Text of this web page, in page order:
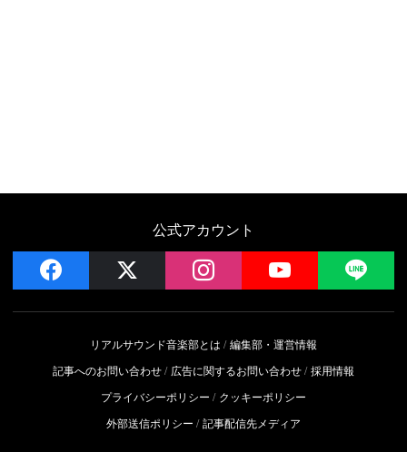
公式アカウント
facebook instagram YouTube
リアルサウンド音楽部とは
編集部・運営情報
記事へのお問い合わせ
広告に関するお問い合わせ 採用情報
プライバシーポリシー
クッキーポリシー
外部送信ポリシー
記事配信先メディア